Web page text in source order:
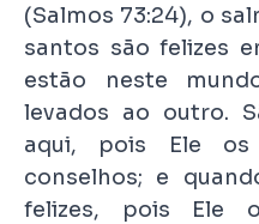
(Salmos 73:24), o
santos são felizes
estão neste
levados ao outro.
aqui, pois Ele
conselhos; e
felizes, pois Ele